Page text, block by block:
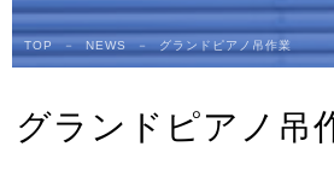
TOP － NEWS － グランドピアノ吊作業
グランドピアノ吊